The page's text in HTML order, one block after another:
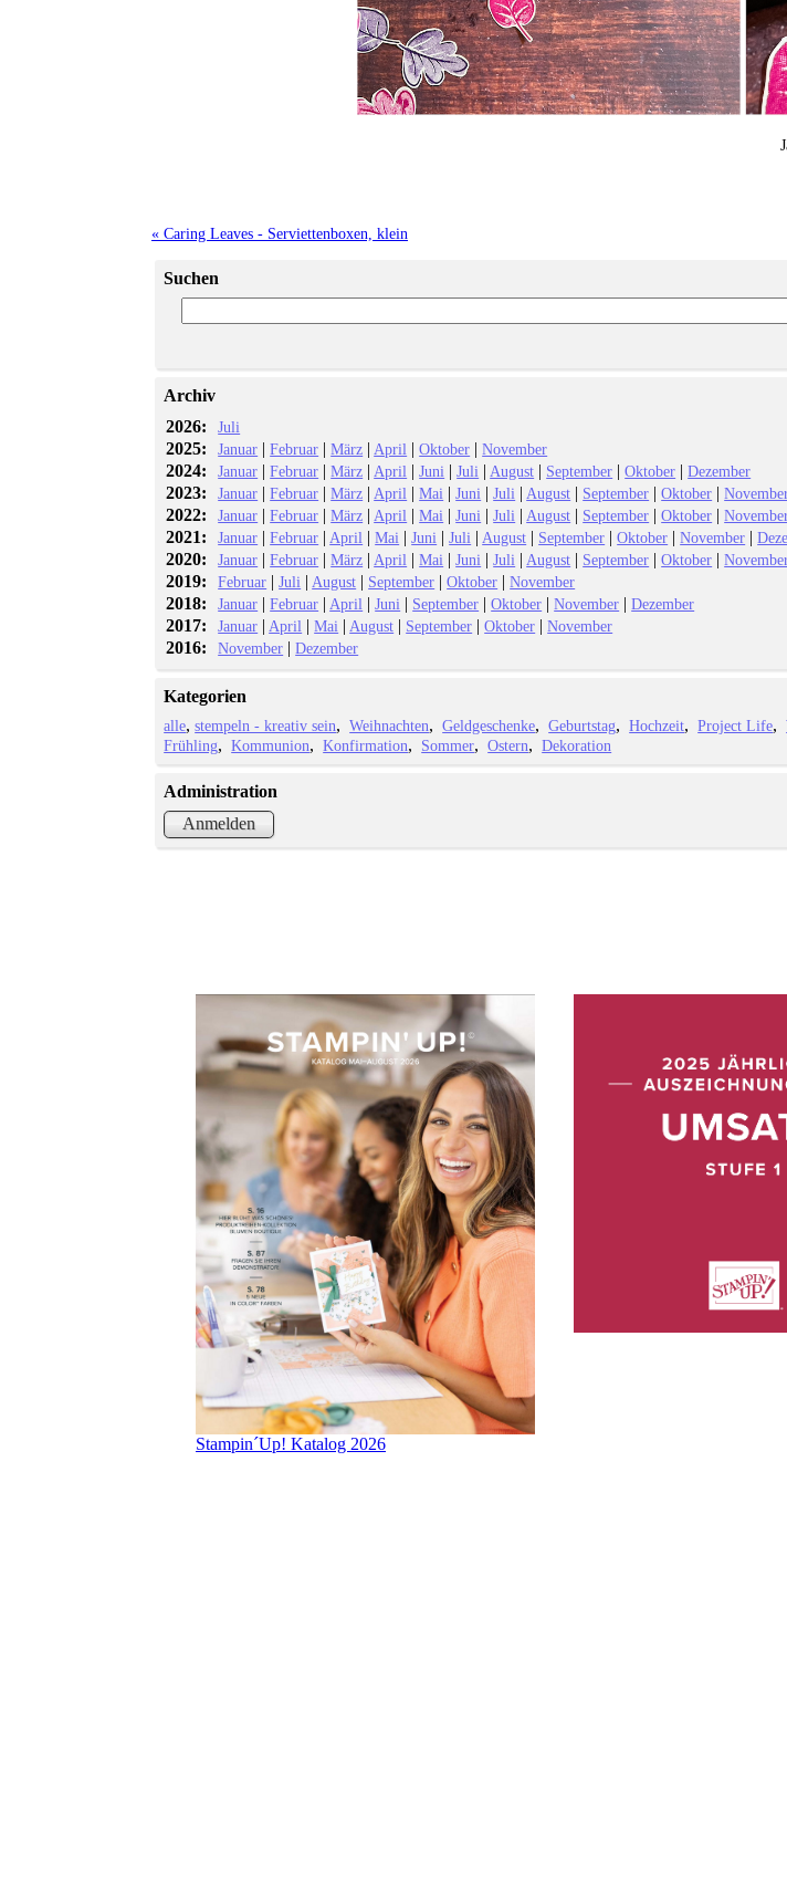
« Caring Leaves - Serviettenboxen, klein
Suchen
Archiv
2026:
Juli
2025: Januar |Februar |März | April |Oktober |November
2024: Januar |Februar |März | April |Juni |Juli | August | September |Oktober |Dezember
2023: Januar |Februar |März | April |Mai |Juni |Juli | August | September |Oktober |
2022: Januar |Februar |März | April |Mai |Juni |Juli | August | September |Oktober |
2021: Januar |Februar | April |Mai |Juni |Juli | August | September |Oktober |November |
2020: Januar |Februar |März | April |Mai |Juni |Juli | August | September |Oktober |
2019: Februar |Juli | August | September |Oktober |November
2018: Januar |Februar | April |Juni | September |Oktober |November |Dezember
2017: Januar | April |Mai | August | September |Oktober |November
2016: November |Dezember
Kategorien
alle stempeln - kreativ sein Weihnachten Geldgeschenke Geburtstag Hochzeit Project Life
Frühling
Kommunion Konfirmation Sommer Ostern Dekoration
Administration
Anmelden
Stampin´Up! Katalog 2026